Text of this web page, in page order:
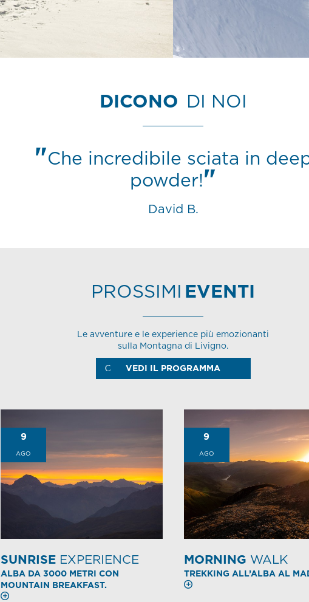
DICONO DI NOI
Che incredibile sciata in
powder!
David B.
PROSSIMI EVENTI
Le avventure e le experience più emozionanti
sulla Montagna di Livigno.
VEDI IL PROGRAMMA
9
AGO
SUNRISE EXPERIENCE
ALBA DA 3000 METRI CON
MOUNTAIN BREAKFAST.
9
AGO
MORNING WALK
TREKKING ALL’ALBA AL